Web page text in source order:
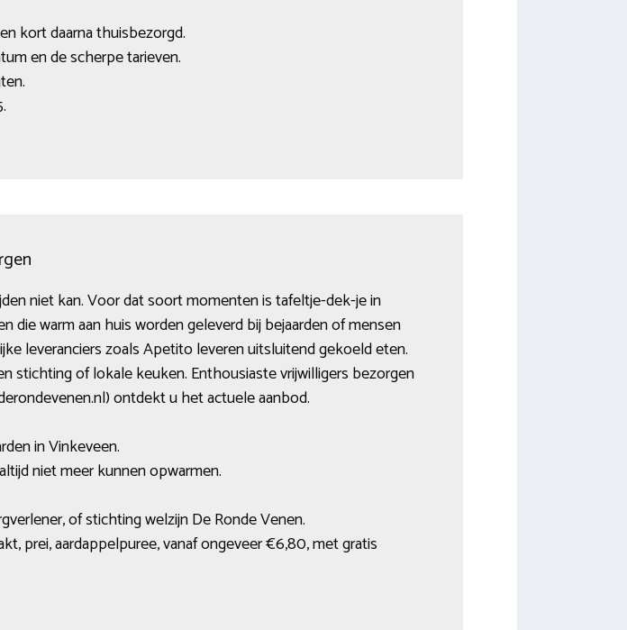
kort daarna thuisbezorgd.
en de scherpe tarieven.
niet kan. Voor dat soort momenten is tafeltje-dek-je in
warm aan huis worden geleverd bij bejaarden of mensen
leveranciers zoals Apetito leveren uitsluitend gekoeld eten.
stichting of lokale keuken. Enthousiaste vrijwilligers bezorgen
ontdekt u het actuele aanbod.
in Vinkeveen.
niet meer kunnen opwarmen.
of stichting welzijn De Ronde Venen.
prei, aardappelpuree, vanaf ongeveer €6,80, met gratis